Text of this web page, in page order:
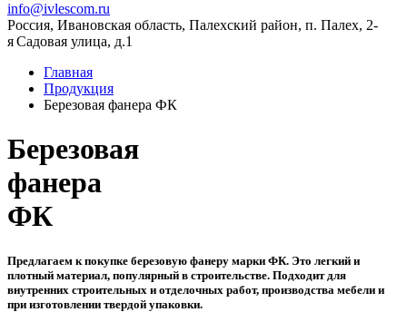
info@ivlescom.ru
Россия, Ивановская область, Палехский район, п. Палех, 2-
я Садовая улица, д.1
Главная
Продукция
Березовая фанера ФК
Березовая
фанера
ФК
Предлагаем к покупке березовую фанеру марки ФК. Это легкий и
плотный материал, популярный в строительстве. Подходит для
внутренних строительных и отделочных работ, производства мебели и
при изготовлении твердой упаковки.